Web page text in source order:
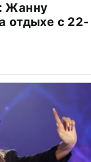
Жанну
отдыхе с 22-